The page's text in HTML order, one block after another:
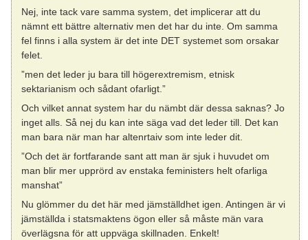
Nej, inte tack vare samma system, det implicerar att du
nämnt ett bättre alternativ men det har du inte. Om samma
fel finns i alla system är det inte DET systemet som orsakar
felet.
”men det leder ju bara till högerextremism, etnisk
sektarianism och sådant ofarligt.”
Och vilket annat system har du nämbt där dessa saknas? Jo
inget alls. Så nej du kan inte säga vad det leder till. Det kan
man bara när man har altenrtaiv som inte leder dit.
”Och det är fortfarande sant att man är sjuk i huvudet om
man blir mer upprörd av enstaka feministers helt ofarliga
manshat”
Nu glömmer du det här med jämställdhet igen. Antingen är vi
jämställda i statsmaktens ögon eller så måste män vara
överlägsna för att uppväga skillnaden. Enkelt!